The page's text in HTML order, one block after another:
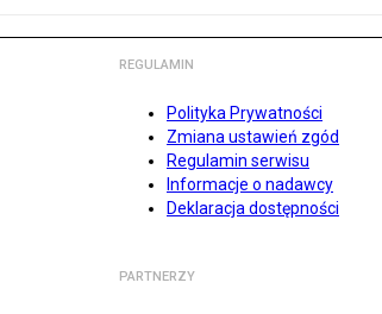
REGULAMIN
Polityka Prywatności
Zmiana ustawień zgód
Regulamin serwisu
Informacje o nadawcy
Deklaracja dostępności
PARTNERZY